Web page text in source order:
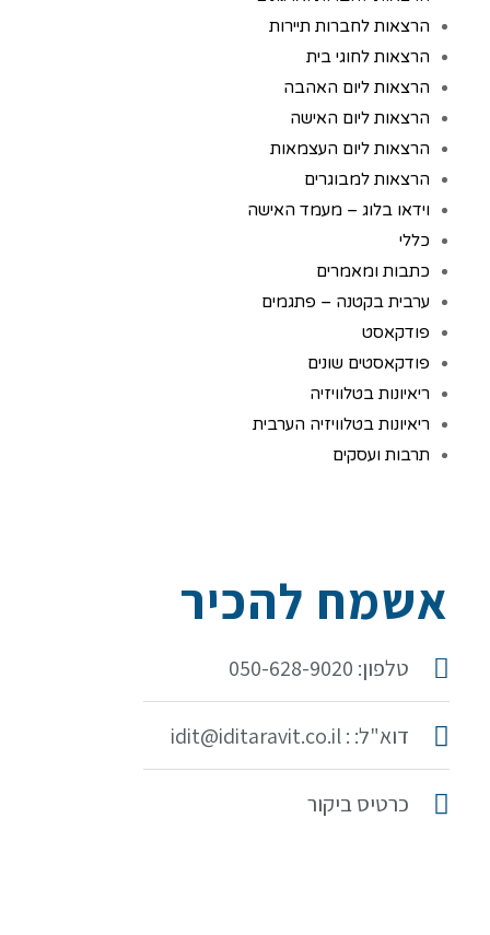
הרצאות לחברות תיירות
הרצאות לחוגי בית
הרצאות ליום האהבה
הרצאות ליום האישה
הרצאות ליום העצמאות
הרצאות למבוגרים
וידאו בלוג – מעמד האישה
כללי
כתבות ומאמרים
ערבית בקטנה – פתגמים
פודקאסט
פודקאסטים שונים
ריאיונות בטלוויזיה
ריאיונות בטלוויזיה הערבית
תרבות ועסקים
אשמח להכיר
טלפון: 050-628-9020
דוא"ל: : idit@iditaravit.co.il
כרטיס ביקור